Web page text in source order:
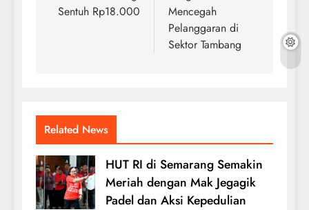
Sentuh Rp18.000
Mencegah
Pelanggaran di
Sektor Tambang
Related News
HUT RI di Semarang Semakin
Meriah dengan Mak Jegagik
Padel dan Aksi Kepedulian